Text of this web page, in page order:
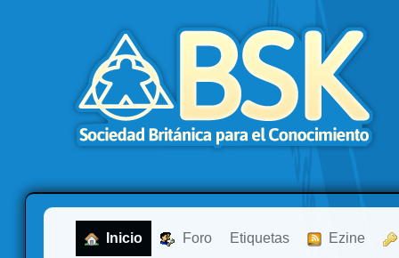
Inicio Foro Etiquetas Ezine